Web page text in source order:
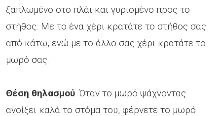
ξαπλωμένο στο πλάι και γυρισμένο προς το
στήθος. Με το ένα χέρι κρατάτε το στήθος σας
από κάτω, ενώ με το άλλο σας χέρι κρατάτε το
μωρό σας.
Θέση θηλασμού. Όταν το μωρό ψάχνοντας
ανοίξει καλά το στόμα του, φέρνετε το μωρό